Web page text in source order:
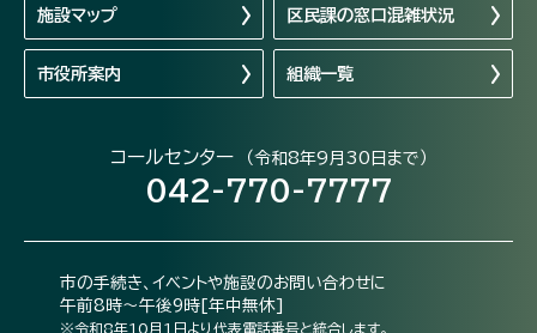
施設マップ 区民課の窓口混雑状況
市役所案内 組織一覧
コールセンター （令和8年9月30日まで）
042-770-7777
市の手続き、イベントや施設のお問い合わせに
午前8時～午後9時[年中無休]
※令和8年10月1日より代表電話番号と統合します。